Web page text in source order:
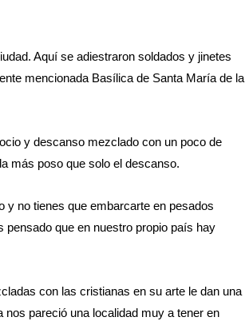
Aquí se adiestraron soldados y jinetes
mencionada Basílica de Santa María de la
y descanso mezclado con un poco de
más poso que solo el descanso.
no tienes que embarcarte en pesados
que en nuestro propio país hay
con las cristianas en su arte le dan una
pareció una localidad muy a tener en